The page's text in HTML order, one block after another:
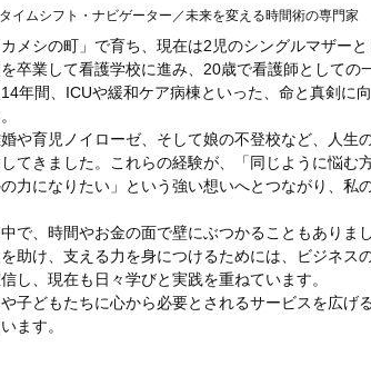
タイムシフト・ナビゲーター／未来を変える時間術の専門家
メシの町」で育ち、現在は2児のシングルマザー
卒業して看護学校に進み、20歳で看護師としての
年間、ICUや緩和ケア病棟といった、命と真剣に
や育児ノイローゼ、そして娘の不登校など、人生
てきました。これらの経験が、「同じように悩む
力になりたい」という強い想いへとつながり、私
で、時間やお金の面で壁にぶつかることもありま
助け、支える力を身につけるためには、ビジネス
し、現在も日々学びと実践を重ねています。
子どもたちに心から必要とされるサービスを広げ
ます。